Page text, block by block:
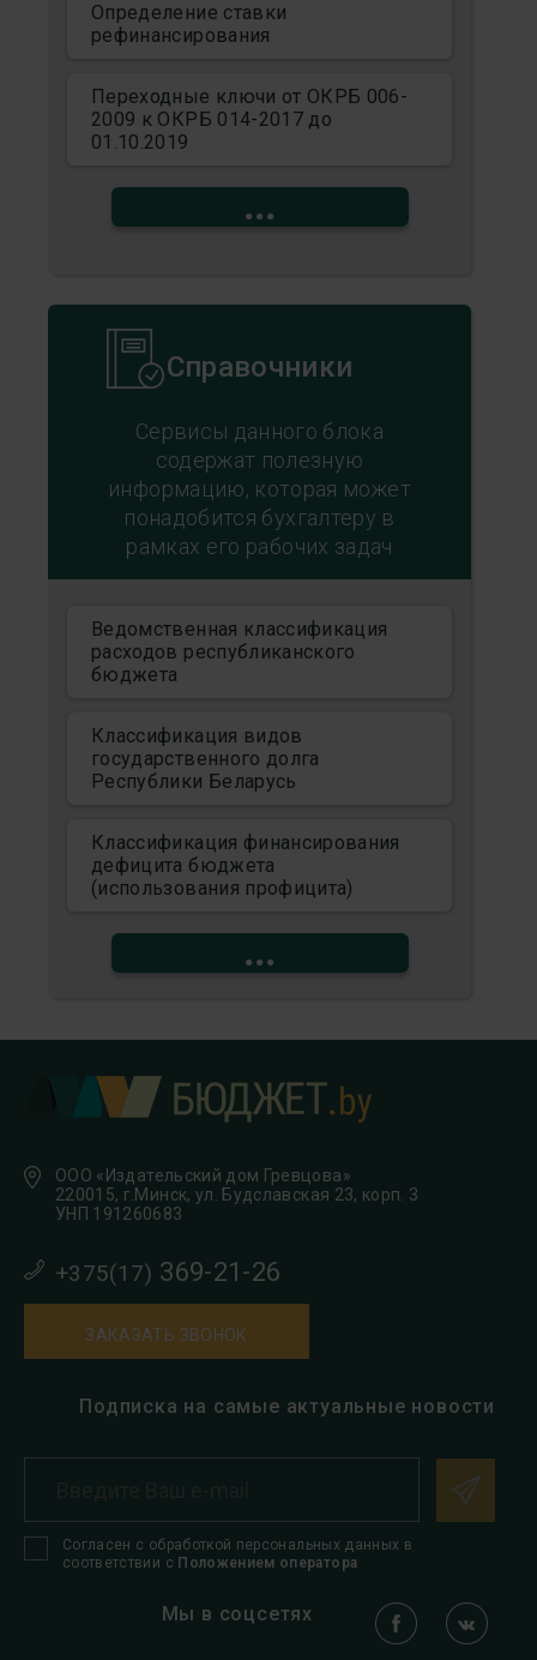
Определение ставки
рефинансирования
Переходные ключи от ОКРБ 006-
2009 к ОКРБ 014-2017 до
01.10.2019
...
Справочники
Сервисы данного блока
содержат полезную
информацию, которая может
понадобится бухгалтеру в
рамках его рабочих задач
Ведомственная классификация
расходов республиканского
бюджета
Классификация видов
государственного долга
Республики Беларусь
Классификация финансирования
дефицита бюджета
(использования профицита)
...
ООО «Издательский дом Гревцова»
220015, г.Минск, ул. Будславская 23, корп. 3
УНП 191260683
+375(17) 369-21-26
ЗАКАЗАТЬ ЗВОНОК
Подписка на самые актуальные новости
Согласен с обработкой персональных данных в
соответствии с Положением оператора
Мы в соцсетях